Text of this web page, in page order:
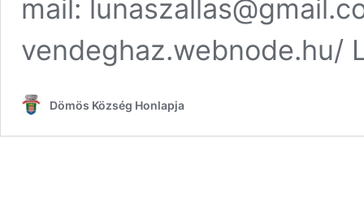
mail:
vendeghaz.webnode.hu/
Dömös Község Honlapja